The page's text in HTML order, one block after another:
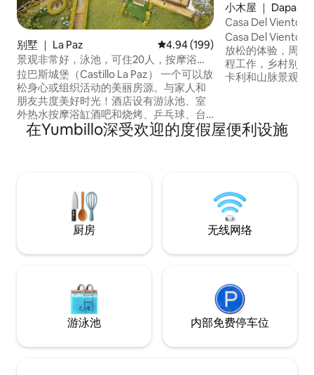
别墅 ｜ La Paz 平均评分 4.94 分（满分 5 分），
4.94 (199)
景观非常好，泳池，可住20人，按摩浴
缸，活动室
拉巴斯城堡（Castillo La Paz） 一个可以放
松身心或组织活动的美丽房源。与家人和
朋友共度美好时光！酒店设有游泳池、室
外热水按摩浴缸酒吧和烧烤、乒乓球、台
球、互联网、活动室、10辆汽车停车场、
足球场和火坑。距离卡利（Cali）45分钟
交通和专业厨师
小木屋 ｜ Dapa
Casa Del Viento
人
Casa Del Viento
放松的体验，周围
程工作，乡村别墅
卡利和山脉景观。
辆通道和充足的
在Yumbillo深受欢迎的度假屋便利设施
厨房 无线网络
游泳池 内部免费停车位